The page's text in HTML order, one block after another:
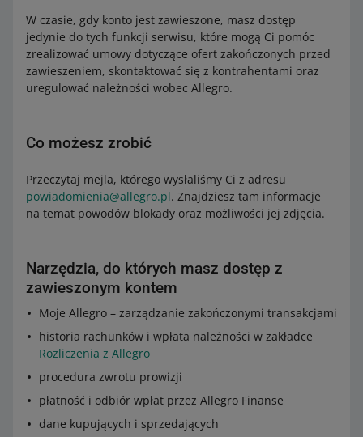
W czasie, gdy konto jest zawieszone, masz dostęp
jedynie do tych funkcji serwisu, które mogą Ci pomóc
zrealizować umowy dotyczące ofert zakończonych przed
zawieszeniem, skontaktować się z kontrahentami oraz
uregulować należności wobec Allegro.
Co możesz zrobić
Przeczytaj mejla, którego wysłaliśmy Ci z adresu
powiadomienia@allegro.pl. Znajdziesz tam informacje
na temat powodów blokady oraz możliwości jej zdjęcia.
Narzędzia, do których masz dostęp z
zawieszonym kontem
Moje Allegro – zarządzanie zakończonymi transakcjami
historia rachunków i wpłata należności w zakładce
Rozliczenia z Allegro
procedura zwrotu prowizji
płatność i odbiór wpłat przez Allegro Finanse
dane kupujących i sprzedających